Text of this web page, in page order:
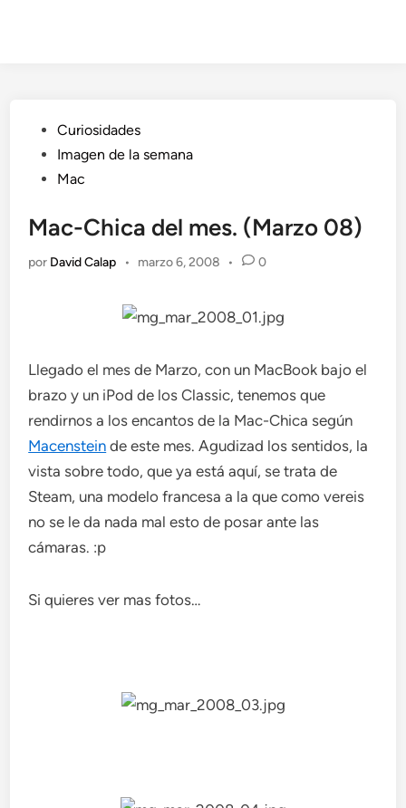
Publicado
en
Curiosidades
Imagen de la semana
Mac
Mac-Chica del mes. (Marzo 08)
por David Calap • marzo 6, 2008 • 0
Llegado el mes de Marzo, con un MacBook bajo el
brazo y un iPod de los Classic, tenemos que
rendirnos a los encantos de la Mac-Chica según
Macenstein de este mes. Agudizad los sentidos, la
vista sobre todo, que ya está aquí, se trata de
Steam, una modelo francesa a la que como vereis
no se le da nada mal esto de posar ante las
cámaras. :p
Si quieres ver mas fotos…